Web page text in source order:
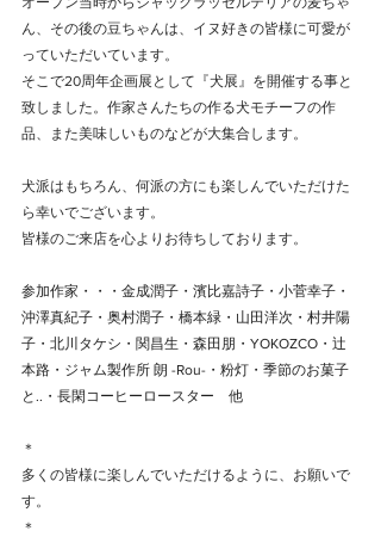
ん、その後の豆ちゃんは、イヌ好きの皆様に可愛が
っていただいています。
そこで20周年企画展として『犬展』を開催する事と
致しました。作家さんたちの作る犬モチーフの作
品、また美味しいものなどが大集合します。
犬派はもちろん、何派の方にも楽しんでいただけた
ら幸いでございます。
​​皆様のご来店を心よりお待ちしております。
参加作家・・・金成潤子・濱比嘉詩子・小菅幸子・
沖澤真紀子・奥村潤子・橋本緑・山田洋次・村井陽
子・北川タケシ・関昌生・森田朋・YOKOZCO・辻
本路・ジャム製作所 朗 -Rou-・粉灯・季節のお菓子
と..・長閑コーヒーロースター　他
＊
多くの皆様に楽しんでいただけるように、お願いで
す。
＊